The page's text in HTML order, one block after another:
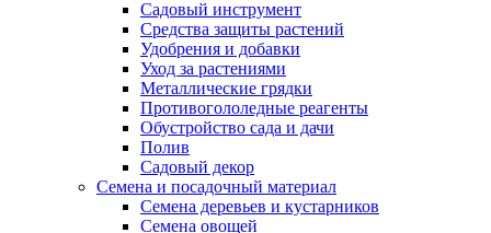
Садовый инструмент
Средства защиты растений
Удобрения и добавки
Уход за растениями
Металлические грядки
Противогололедные реагенты
Обустройство сада и дачи
Полив
Садовый декор
Семена и посадочный материал
Семена деревьев и кустарников
Семена овощей